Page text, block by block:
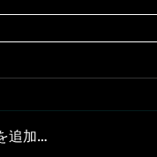
追加…